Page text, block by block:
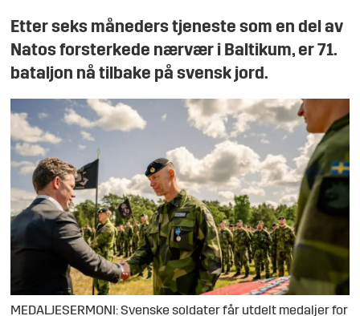
Etter seks måneders tjeneste som en del av
Natos forsterkede nærvær i Baltikum, er 71.
bataljon nå tilbake på svensk jord.
MEDALJESERMONI: Svenske soldater får utdelt medaljer for